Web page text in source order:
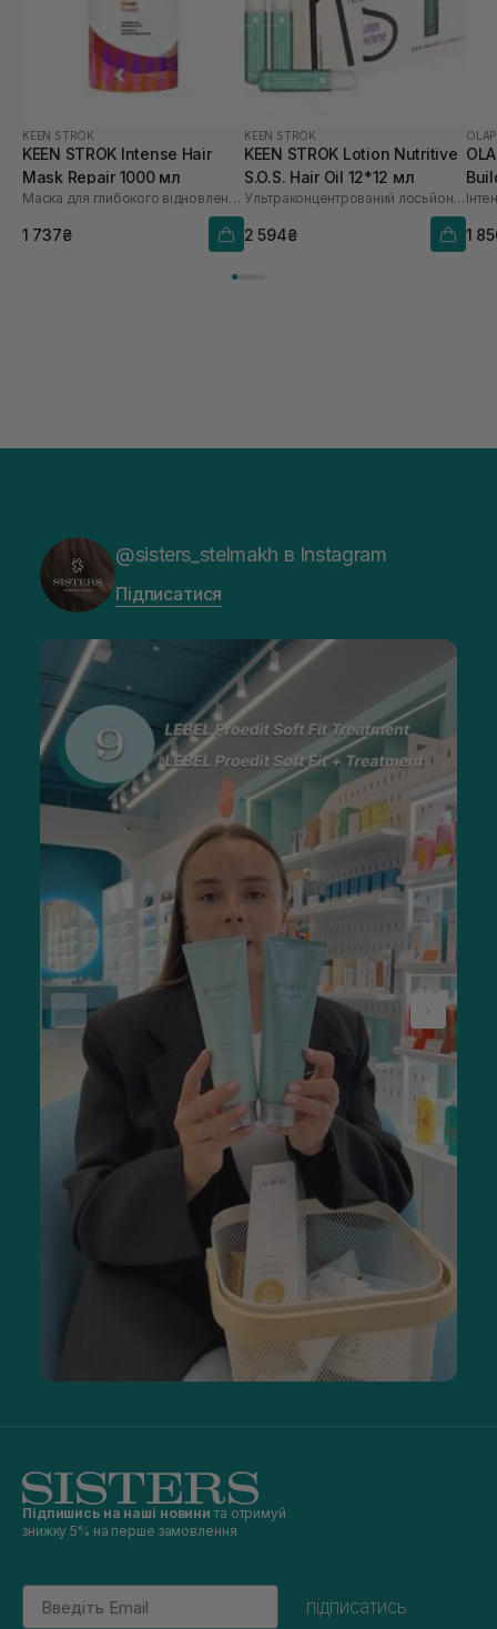
KEEN STROK
KEEN STROK Intense Hair
Mask Repair 1000 мл
Маска для глибокого відновлення пошкодженого волосся
1 737₴
KEEN STROK
KEEN STROK Lotion Nutritive
S.O.S. Hair Oil 12*12 мл
Ультраконцентрований лосьйон з гіалуроновою кислотою
2 594₴
мл
1
@sisters_stelmakh в Instagram
Підписатися
Підпишись на наші новини та отримуй
знижку 5% на перше замовлення
Email
підписатись